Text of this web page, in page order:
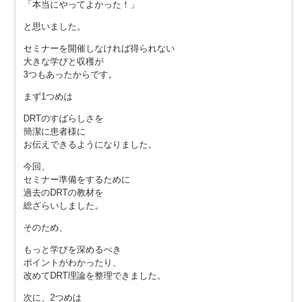
「本当にやってよかった！」
と思いました。
セミナーを開催しなければ得られない
大きな学びと収穫が
3つもあったからです。
まず1つめは
DRTのすばらしさを
簡潔に患者様に
お伝えできるようになりました。
今回、
セミナー準備をするために
過去のDRTの教材を
総ざらいしました。
そのため、
もっと学びを深めるべき
ポイントがわかったり、
改めてDRT理論を整理できました。
次に、2つめは